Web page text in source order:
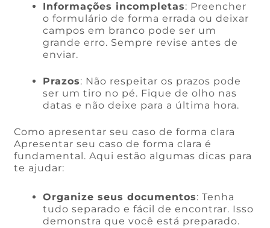
Informações incompletas: Preencher
o formulário de forma errada ou deixar
campos em branco pode ser um
grande erro. Sempre revise antes de
enviar.
Prazos: Não respeitar os prazos pode
ser um tiro no pé. Fique de olho nas
datas e não deixe para a última hora.
Como apresentar seu caso de forma clara
Apresentar seu caso de forma clara é
fundamental. Aqui estão algumas dicas para
te ajudar:
Organize seus documentos: Tenha
tudo separado e fácil de encontrar. Isso
demonstra que você está preparado.